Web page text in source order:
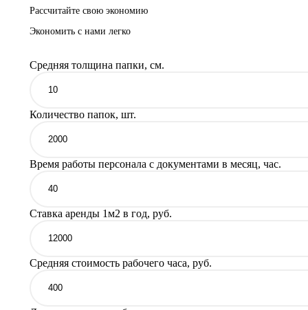
Рассчитайте свою экономию
Экономить с нами легко
Средняя толщина папки, см.
Количество папок, шт.
Время работы персонала с документами в месяц, час.
Ставка аренды 1м2 в год, руб.
Средняя стоимость рабочего часа, руб.